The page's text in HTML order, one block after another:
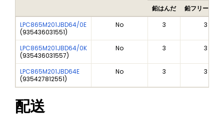
鉛はんだ
鉛フリーはん
LPC865M201JBD64/0E
(935436031551)
No 3 3
LPC865M201JBD64/0K
(935436031557)
No 3 3
LPC865M201JBD64E
(935427812551)
No 3 3
配送